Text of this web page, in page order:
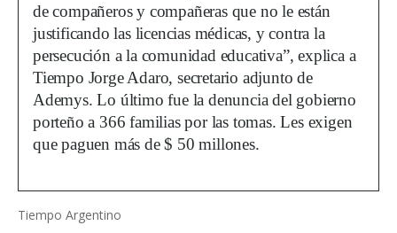
de compañeros y compañeras que no le están
justificando las licencias médicas, y contra la
persecución a la comunidad educativa”, explica a
Tiempo Jorge Adaro, secretario adjunto de
Ademys. Lo último fue la denuncia del gobierno
porteño a 366 familias por las tomas. Les exigen
que paguen más de $ 50 millones.
Tiempo Argentino